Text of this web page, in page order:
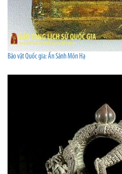
Bảo vật Quốc gia: Ấn Sảnh Môn Hạ